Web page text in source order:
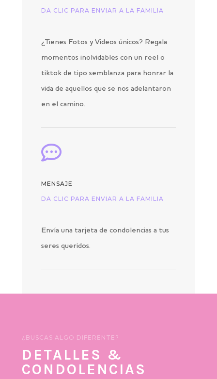
DA CLIC PARA ENVIAR A LA FAMILIA
¿Tienes Fotos y Videos únicos? Regala
momentos inolvidables con un reel o
tiktok de tipo semblanza para honrar la
vida de aquellos que se nos adelantaron
en el camino.

MENSAJE
DA CLIC PARA ENVIAR A LA FAMILIA
Envía una tarjeta de condolencias a tus
seres queridos.
¿BUSCAS ALGO DIFERENTE?
DETALLES &
CONDOLENCIAS